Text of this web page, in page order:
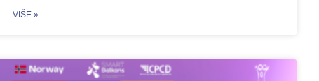
VIŠE »